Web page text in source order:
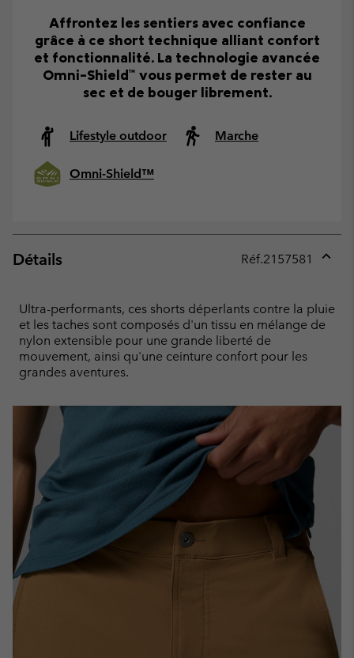
Affrontez les sentiers avec confiance
grâce à ce short technique alliant confort
et fonctionnalité. La technologie avancée
Omni-Shield™ vous permet de rester au
sec et de bouger librement.
Lifestyle outdoor Marche
Omni-Shield™
Détails Réf.2157581
Ultra-performants, ces shorts déperlants contre la pluie
et les taches sont composés d'un tissu en mélange de
nylon extensible pour une grande liberté de
mouvement, ainsi qu'une ceinture confort pour les
grandes aventures.